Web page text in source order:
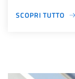
SCOPRI TUTTO